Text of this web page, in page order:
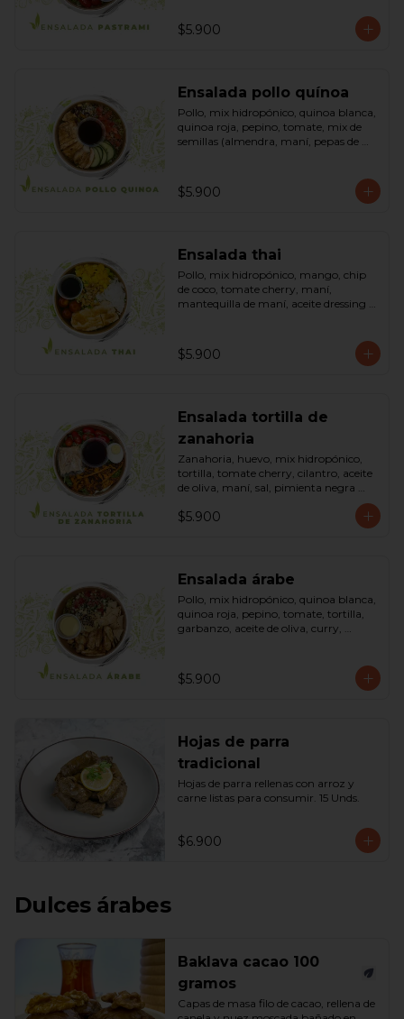
(vinagre de vino blanco, azúcar,
mostaza). Bowl.
$5.900
Ensalada pollo quínoa
Pollo, mix hidropónico, quinoa blanca,
quinoa roja, pepino, tomate, mix de
semillas (almendra, maní, pepas de
mostaza (salsa de soya, azúcar, limón,
aceite de sésamo y mostaza). Bowl.
$5.900
Ensalada thai
Pollo, mix hidropónico, mango, chip
de coco, tomate cherry, maní,
mantequilla de maní, aceite dressing
$5.900
Ensalada tortilla de
zanahoria
Zanahoria, huevo, mix hidropónico,
tortilla, tomate cherry, cilantro, aceite
de oliva, maní, sal, pimienta negra
soya, azúcar, limón, aceite de sésamo
$5.900
Ensalada árabe
Pollo, mix hidropónico, quinoa blanca,
quinoa roja, pepino, tomate, tortilla,
garbanzo, aceite de oliva, curry,
Bowl.
$5.900
Hojas de parra
tradicional
Hojas de parra rellenas con arroz y
carne listas para consumir. 15 Unds.
$6.900
Dulces árabes
Baklava cacao 100
gramos
Capas de masa filo de cacao, rellena de